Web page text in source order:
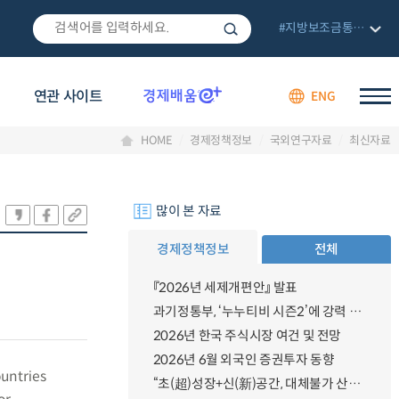
연관 사이트 ENG
#지방보조금통합관리망
HOME 경제정책정보 국외연구자료 최신자료
많이 본 자료
경제정책정보 전체
『2026년 세제개편안』 발표
과기정통부, ‘누누티비 시즌2’에 강력 대응 의지 밝혀
2026년 한국 주식시장 여건 및 전망
2026년 6월 외국인 증권투자 동향
“초(超)성장+신(新)공간, 대체불가 산업강국”